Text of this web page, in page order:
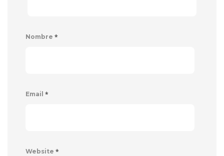
Nombre *
Email *
Website *